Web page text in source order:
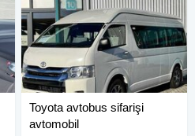
Toyota avtobus sifarişi
avtomobil